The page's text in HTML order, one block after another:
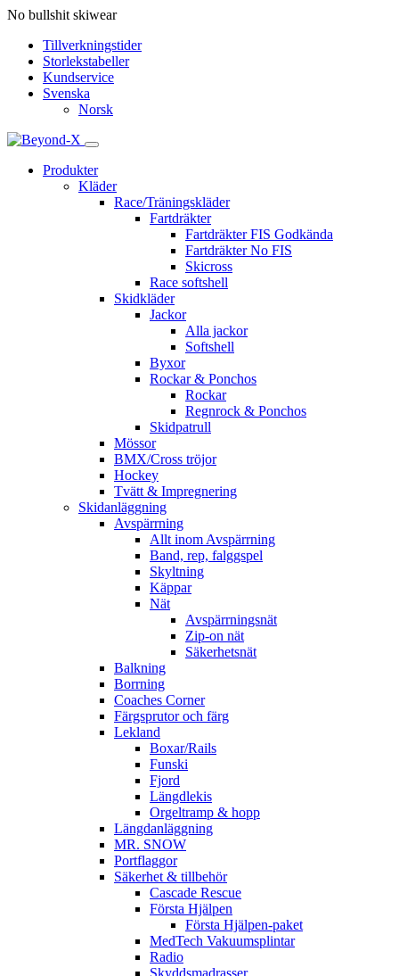
No bullshit skiwear
Tillverkningstider
Storlekstabeller
Kundservice
Svenska
Norsk
Produkter
Kläder
Race/Träningskläder
Fartdräkter
Fartdräkter FIS Godkända
Fartdräkter No FIS
Skicross
Race softshell
Skidkläder
Jackor
Alla jackor
Softshell
Byxor
Rockar & Ponchos
Rockar
Regnrock & Ponchos
Skidpatrull
Mössor
BMX/Cross tröjor
Hockey
Tvätt & Impregnering
Skidanläggning
Avspärrning
Allt inom Avspärrning
Band, rep, falggspel
Skyltning
Käppar
Nät
Avspärrningsnät
Zip-on nät
Säkerhetsnät
Balkning
Borrning
Coaches Corner
Färgsprutor och färg
Lekland
Boxar/Rails
Funski
Fjord
Längdlekis
Orgeltramp & hopp
Längdanläggning
MR. SNOW
Portflaggor
Säkerhet & tillbehör
Cascade Rescue
Första Hjälpen
Första Hjälpen-paket
MedTech Vakuumsplintar
Radio
Skyddsmadrasser